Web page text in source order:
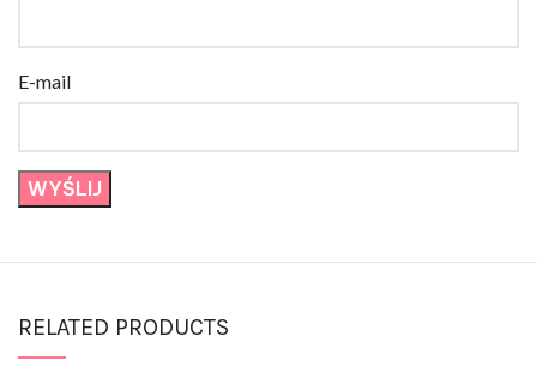
E-mail
RELATED PRODUCTS